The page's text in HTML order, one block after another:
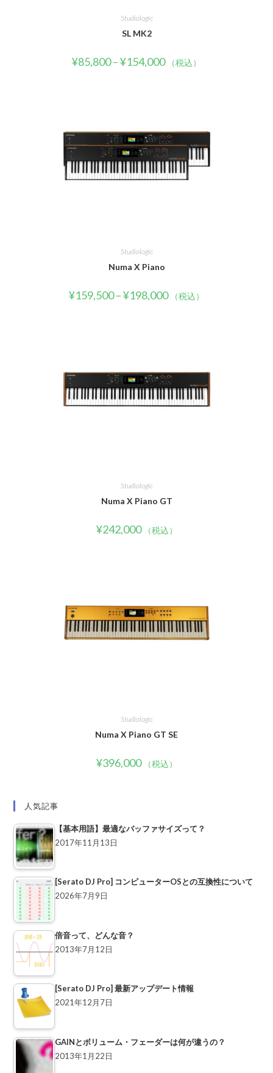
Studiologic
SL MK2
¥85,800–¥154,000 （税込）
Studiologic
Numa X Piano
¥159,500–¥198,000 （税込）
Studiologic
Numa X Piano GT
¥242,000 （税込）
Studiologic
Numa X Piano GT SE
¥396,000 （税込）
人気記事
【基本用語】最適なバッファサイズって？
2017年11月13日
[Serato DJ Pro] コンピューターOSとの互換性について
2026年7月9日
倍音って、どんな音？
2013年7月12日
[Serato DJ Pro] 最新アップデート情報
2021年12月7日
GAINとボリューム・フェーダーは何が違うの？
2013年1月22日